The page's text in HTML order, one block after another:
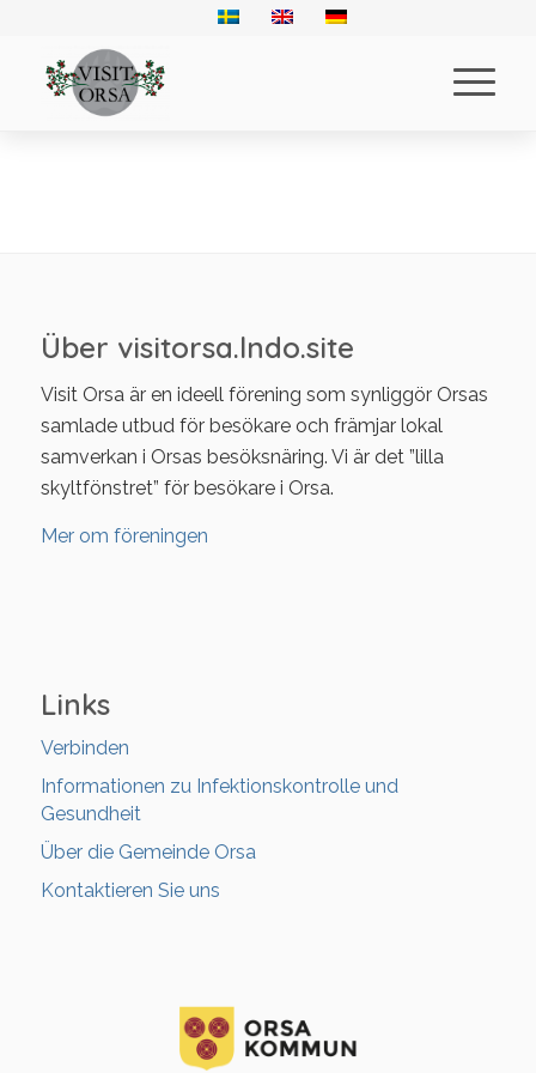
Über visitorsa.lndo.site
Visit Orsa är en ideell förening som synliggör Orsas
samlade utbud för besökare och främjar lokal
samverkan i Orsas besöksnäring. Vi är det ”lilla
skyltfönstret” för besökare i Orsa.
Mer om föreningen
Links
Verbinden
Informationen zu Infektionskontrolle und
Gesundheit
Über die Gemeinde Orsa
Kontaktieren Sie uns